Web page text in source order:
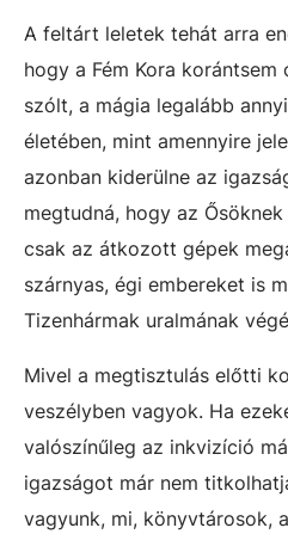
A feltárt leletek tehát arra
hogy a Fém Kora
szólt, a mágia legalább
életében, mint amennyire
azonban kiderülne az
megtudná, hogy az
csak az átkozott gépek
szárnyas, égi embereket is
Tizenhármak uralmának
Mivel a megtisztulás előtti
veszélyben vagyok. Ha
valószínűleg az inkvizíció
igazságot már nem
vagyunk, mi, könyvtárosok,